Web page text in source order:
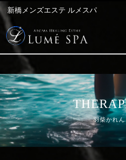
新橋メンズエステ ルメスパ
羽柴かれん